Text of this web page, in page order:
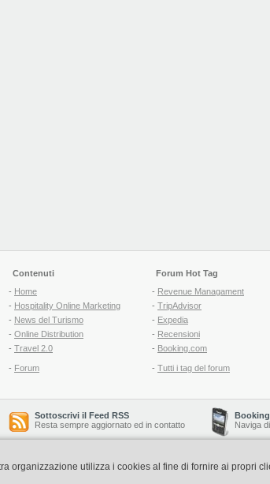
Contenuti
- Home
- Hospitality Online Marketing
- News del Turismo
- Online Distribution
- Travel 2.0
- Forum
Forum Hot Tag
- Revenue Managament
- TripAdvisor
- Expedia
- Recensioni
- Booking.com
- Tutti i tag del forum
Sottoscrivi il Feed RSS
Resta sempre aggiornato ed in contatto
Naviga
Copyright © 2006-2026 QNT S.r.l.
organizzazione utilizza i cookies al fine di fornire ai propri